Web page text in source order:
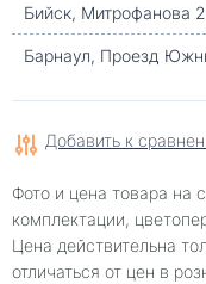
Бийск, Митрофанова
Барнаул, Проезд
Добавить к
Фото и цена товара на
комплектации,
Цена действительна
отличаться от цен в